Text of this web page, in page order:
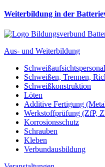
Weiterbildung in der
Aus- und Weiterbildung
Schweißen, Trennen,
Schweißkonstruktion
Löten
Additive Fertigung
Werkstoffprüfung (ZfP,
Korrosionsschutz
Schrauben
Kleben
Verbundausbildung